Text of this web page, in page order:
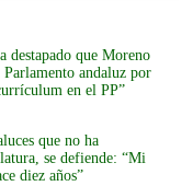
destapado que Moreno
andaluz por
en el PP”
que no ha
se defiende: “Mi
diez años”